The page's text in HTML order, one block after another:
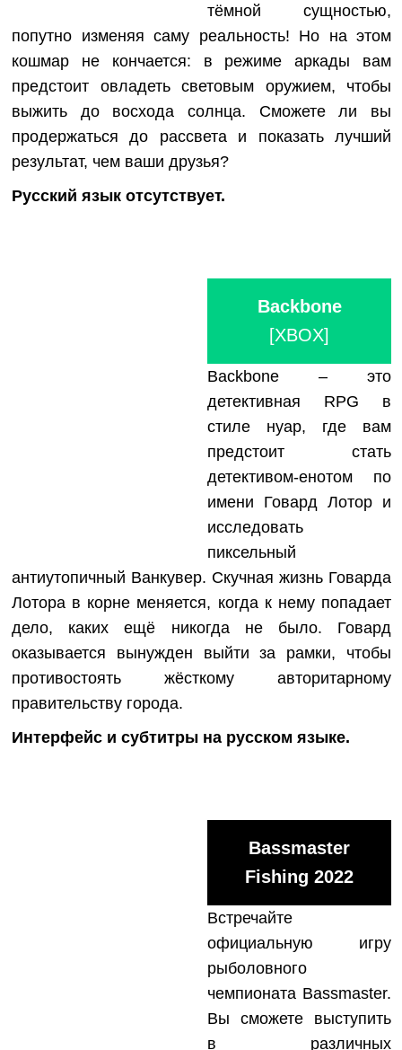
тёмной сущностью,
попутно изменяя саму реальность! Но на этом
кошмар не кончается: в режиме аркады вам
предстоит овладеть световым оружием, чтобы
выжить до восхода солнца. Сможете ли вы
продержаться до рассвета и показать лучший
результат, чем ваши друзья?
Русский язык отсутствует.
Backbone
[XBOX]
Backbone – это
детективная RPG в
стиле нуар, где вам
предстоит стать
детективом-енотом по
имени Говард Лотор и
исследовать
пиксельный
антиутопичный Ванкувер. Скучная жизнь Говарда
Лотора в корне меняется, когда к нему попадает
дело, каких ещё никогда не было. Говард
оказывается вынужден выйти за рамки, чтобы
противостоять жёсткому авторитарному
правительству города.
Интерфейс и субтитры на русском языке.
Bassmaster
Fishing 2022
Встречайте
официальную игру
рыболовного
чемпионата Bassmaster.
Вы сможете выступить
в различных